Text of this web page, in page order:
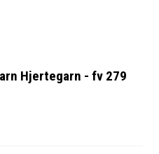
Hjertegarn - fv 279